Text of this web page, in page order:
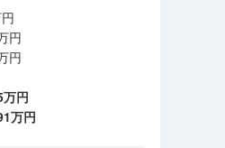
円
円
万円
万円